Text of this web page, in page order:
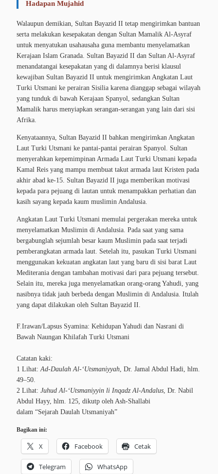
Hadapan Mujahid
Walaupun demikian, Sultan Bayazid II tetap mengirimkan bantuan
serta melakukan kesepakatan dengan Sultan Mamalik Al-Asyraf
untuk menyatukan usahausaha guna membantu menyelamatkan
Kerajaan Islam Granada. Sultan Bayazid II dan Sultan Al-Asyraf
menandatangai kesepakatan yang di dalamnya berisi klausul
kewajiban Sultan Bayazid II untuk mengirimkan Angkatan Laut
Turki Utsmani ke perairan Sisilia karena dianggap sebagai wilayah
yang tunduk di bawah Kerajaan Spanyol, sedangkan Sultan
Mamalik harus menyiapkan serangan-serangan yang lain dari sisi
Afrika.
Kenyataannya, Sultan Bayazid II bahkan mengirimkan Angkatan
Laut Turki Utsmani ke pantai-pantai perairan Spanyol. Sultan
menyerahkan kepemimpinan Armada Laut Turki Utsmani kepada
Kamal Reis yang mampu membuat takut armada laut Kristen pada
akhir abad ke-15. Sultan Bayazid II juga memberikan motivasi
kepada para pejuang di lautan untuk menampakkan perhatian dan
kasih sayang kepada kaum muslimin Andalusia.
Angkatan Laut Turki Utsmani memulai pergerakan mereka untuk
menyelamatkan Muslimin di Andalusia. Pada saat yang sama
bergabunglah sejumlah besar kaum Muslimin pada saat terjadi
pemberangkatan armada laut. Setelah itu, pasukan Turki Utsmani
menggunakan kekuatan angkatan laut yang baru di sisi barat Laut
Mediterania dengan tambahan motivasi dari para pejuang tersebut.
Selain itu, mereka juga menyelamatkan orang-orang Yahudi, yang
nasibnya tidak jauh berbeda dengan Muslimin di Andalusia. Itulah
yang dapat dilakukan oleh Sultan Bayazid II.
F.Irawan/Lapsus Syamina: Kehidupan Yahudi dan Nasrani di
Bawah Naungan Khilafah Turki Utsmani
Catatan kaki:
1 Lihat:Ad-Daulah Al-‘Utsmaniyyah, Dr. Jamal Abdul Hadi, hlm.
49–50.
2 Lihat: Juhud Al-‘Utsmaniyyin li Inqadz Al-Andalus, Dr. Nabil
Abdul Hayy, hlm. 125, dikutp oleh Ash-Shallabi
dalam “Sejarah Daulah Utsmaniyah”
Bagikan ini:
X Facebook Cetak
Telegram WhatsApp